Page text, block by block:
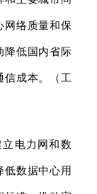
网络质量和保
降低国内省际
信成本。（工
立电力网和数
低数据中心用